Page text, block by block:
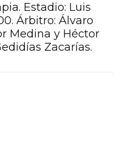
Estadio: Luis
Árbitro: Álvaro
Medina y Héctor
Zacarías.